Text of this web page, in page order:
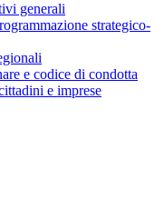
generali
strategico-
e codice di condotta
e imprese